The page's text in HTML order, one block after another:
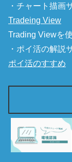
・チャート描画
Tradeing View
Trading Viewを
・ポイ活の解説
ポイ活のすすめ